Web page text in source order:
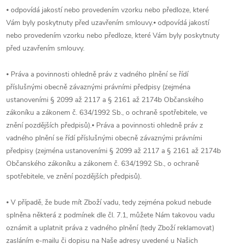
⦁ odpovídá jakostí nebo provedením vzorku nebo předloze, které
Vám byly poskytnuty před uzavřením smlouvy.⦁ odpovídá jakostí
nebo provedením vzorku nebo předloze, které Vám byly poskytnuty
před uzavřením smlouvy.
⦁ Práva a povinnosti ohledně práv z vadného plnění se řídí
příslušnými obecně závaznými právními předpisy (zejména
ustanoveními § 2099 až 2117 a § 2161 až 2174b Občanského
zákoníku a zákonem č. 634/1992 Sb., o ochraně spotřebitele, ve
znění pozdějších předpisů).⦁ Práva a povinnosti ohledně práv z
vadného plnění se řídí příslušnými obecně závaznými právními
předpisy (zejména ustanoveními § 2099 až 2117 a § 2161 až 2174b
Občanského zákoníku a zákonem č. 634/1992 Sb., o ochraně
spotřebitele, ve znění pozdějších předpisů).
⦁ V případě, že bude mít Zboží vadu, tedy zejména pokud nebude
splněna některá z podmínek dle čl. 7.1, můžete Nám takovou vadu
oznámit a uplatnit práva z vadného plnění (tedy Zboží reklamovat)
zasláním e-mailu či dopisu na Naše adresy uvedené u Našich